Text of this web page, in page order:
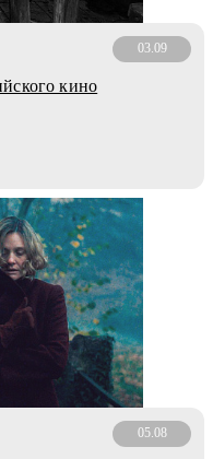
03.09
кино
05.08